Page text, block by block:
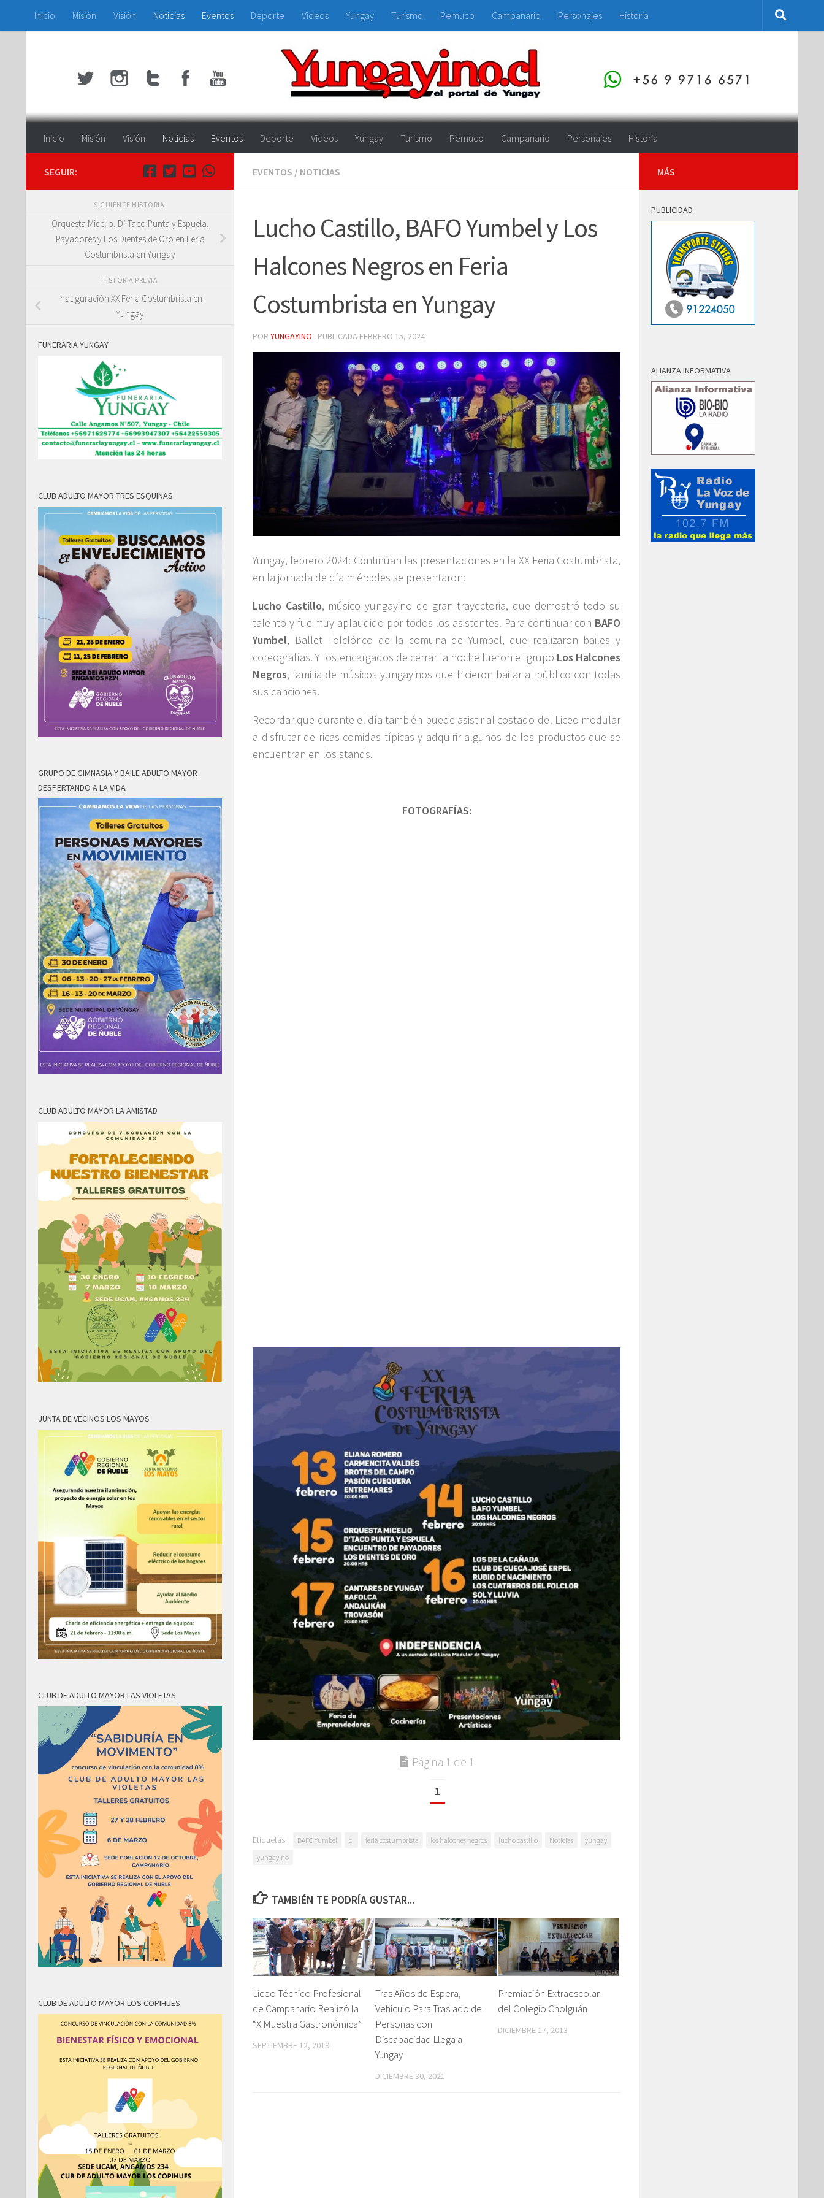
Saltar al contenido
Inicio Misión Visión Noticias Eventos Deporte Videos Yungay Turismo Pemuco Campanario Personajes Historia
Inicio Misión Visión Noticias Eventos Deporte Videos Yungay Turismo Pemuco Campanario Personajes Historia
EVENTOS / NOTICIAS
Lucho Castillo, BAFO Yumbel y Los
Halcones Negros en Feria
Costumbrista en Yungay
POR YUNGAYINO · PUBLICADA FEBRERO 15, 2024
Yungay, febrero 2024: Continúan las presentaciones en la XX Feria Costumbrista,
en la jornada de día miércoles se presentaron:
Lucho Castillo, músico yungayino de gran trayectoria, que demostró todo su
talento y fue muy aplaudido por todos los asistentes. Para continuar con BAFO
Yumbel, Ballet Folclórico de la comuna de Yumbel, que realizaron bailes y
coreografías. Y los encargados de cerrar la noche fueron el grupo Los Halcones
Negros, familia de músicos yungayinos que hicieron bailar al público con todas
sus canciones.
Recordar que durante el día también puede asistir al costado del Liceo modular
a disfrutar de ricas comidas típicas y adquirir algunos de los productos que se
encuentran en los stands.
FOTOGRAFÍAS:
Página 1 de 1
1
Etiquetas: BAFO Yumbel cl feria costumbrista los halcones negros lucho castillo Noticias
yungay
yungayino
TAMBIÉN TE PODRÍA GUSTAR...
Liceo Técnico Profesional
de Campanario Realizó la
“X Muestra Gastronómica”
SEPTIEMBRE 12, 2019
Tras Años de Espera,
Vehículo Para Traslado de
Personas con
Discapacidad Llega a
Yungay
DICIEMBRE 30, 2021
Premiación Extraescolar
del Colegio Cholguán
DICIEMBRE 17, 2013
SEGUIR:
SIGUIENTE HISTORIA
Orquesta Micelio, D’ Taco Punta y Espuela,
Payadores y Los Dientes de Oro en Feria
Costumbrista en Yungay
HISTORIA PREVIA
Inauguración XX Feria Costumbrista en
Yungay
FUNERARIA YUNGAY
CLUB ADULTO MAYOR TRES ESQUINAS
GRUPO DE GIMNASIA Y BAILE ADULTO MAYOR
DESPERTANDO A LA VIDA
CLUB ADULTO MAYOR LA AMISTAD
JUNTA DE VECINOS LOS MAYOS
CLUB DE ADULTO MAYOR LAS VIOLETAS
CLUB DE ADULTO MAYOR LOS COPIHUES
MÁS
PUBLICIDAD
ALIANZA INFORMATIVA